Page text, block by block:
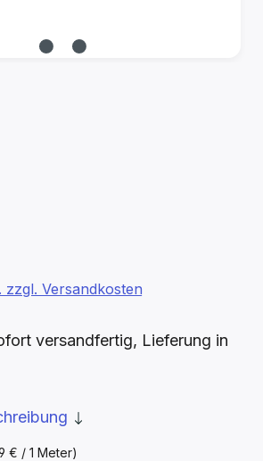
€ / 1 Meter)
zzgl. Versandkosten
versandfertig, Lieferung in